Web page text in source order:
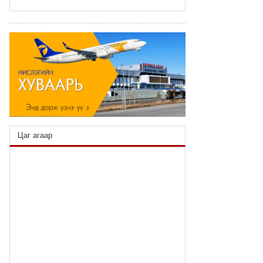
🕔 2025/11/22
УУР АМЬСГАЛЫН ӨӨРЧЛӨЛТИЙН
АСУУДЛААР МОНГОЛ УЛС,
ШВЕЙЦАРЫН ХОЛБООНЫ УЛСТАЙ
COP17-ын санхүүжилтын талаар
Саудын Арабтай санал солилцов
2025/11/21
Цаг агаар